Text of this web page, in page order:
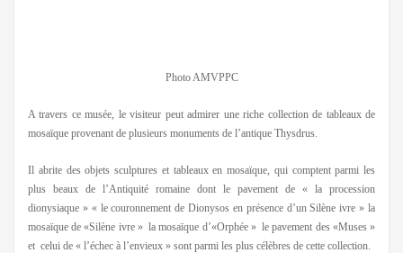
Photo AMVPPC
A travers ce musée, le visiteur peut admirer une riche collection de tableaux de
mosaïque provenant de plusieurs monuments de l’antique Thysdrus.
Il abrite des objets sculptures et tableaux en mosaïque, qui comptent parmi les
plus beaux de l’Antiquité romaine dont le pavement de « la procession
dionysiaque » « le couronnement de Dionysos en présence d’un Silène ivre » la
mosaïque de «Silène ivre » la mosaïque d’«Orphée » le pavement des «Muses »
et celui de « l’échec à l’envieux » sont parmi les plus célèbres de cette collection.